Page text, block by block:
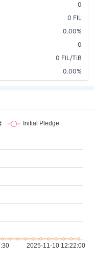
0
0 FIL
0.00%
0
0 FIL/TiB
0.00%